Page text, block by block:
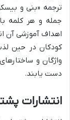
ترجمه «بنی و
جمله و هر کلمه
اهداف آموزشی آن
کودکان در حین
واژگان و
دست یابند.
انتشارات